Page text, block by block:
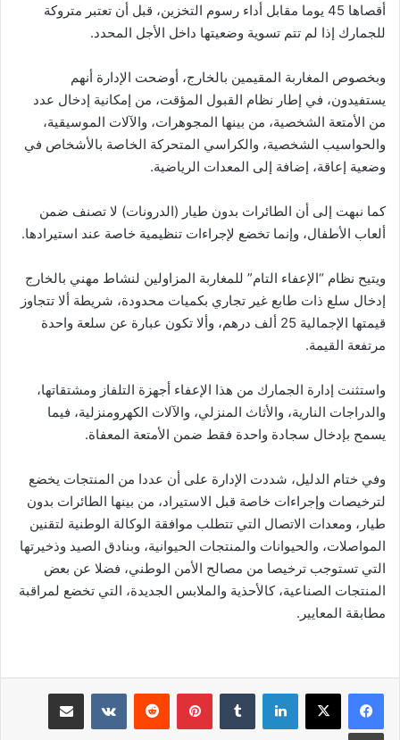
أقصاها 45 يوما مقابل أداء رسوم التخزين، قبل أن تعتبر متروكة
للجمارك إذا لم تتم تسوية وضعيتها داخل الأجل المحدد.
وبخصوص المغاربة المقيمين بالخارج، أوضحت الإدارة أنهم
يستفيدون، في إطار نظام القبول المؤقت، من إمكانية إدخال عدد
من الأمتعة الشخصية، من بينها المجوهرات، والآلات الموسيقية،
والحواسيب الشخصية، والكراسي المتحركة الخاصة بالأشخاص في
وضعية إعاقة، إضافة إلى المعدات الرياضية.
كما نبهت إلى أن الطائرات بدون طيار (الدرونات) لا تصنف ضمن
ألعاب الأطفال، وإنما تخضع لإجراءات تنظيمية خاصة عند استيرادها.
ويتيح نظام “الإعفاء التام” للمغاربة المزاولين لنشاط مهني بالخارج
إدخال سلع ذات طابع غير تجاري بكميات محدودة، شريطة ألا تتجاوز
قيمتها الإجمالية 25 ألف درهم، وألا تكون عبارة عن سلعة واحدة
مرتفعة القيمة.
واستثنت إدارة الجمارك من هذا الإعفاء أجهزة التلفاز ومشتقاتها،
والدراجات النارية، والأثاث المنزلي، والآلات الكهرومنزلية، فيما
يسمح بإدخال سجادة واحدة فقط ضمن الأمتعة المعفاة.
وفي ختام الدليل، شددت الإدارة على أن عددا من المنتجات يخضع
لترخيصات وإجراءات خاصة قبل الاستيراد، من بينها الطائرات بدون
طيار، ومعدات الاتصال التي تتطلب موافقة الوكالة الوطنية لتقنين
المواصلات، والحيوانات والمنتجات الحيوانية، وبنادق الصيد وذخيرتها
التي تستوجب ترخيصا من مصالح الأمن الوطني، فضلا عن بعض
المنتجات الصناعية، كالأحذية والملابس الجديدة، التي تخضع لمراقبة
مطابقة المعايير.
لينكدإن بينتيريست مشاركة عبر البريد
طباعة